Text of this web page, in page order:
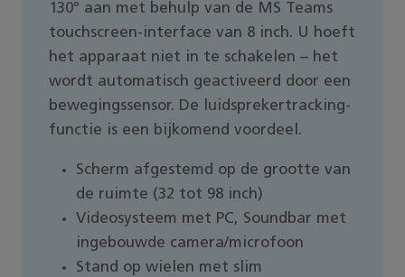
130º aan met behulp van de MS Teams
touchscreen-interface van 8 inch. U hoeft
het apparaat niet in te schakelen – het
wordt automatisch geactiveerd door een
bewegingssensor. De luidsprekertracking-
functie is een bijkomend voordeel.
Scherm afgestemd op de grootte van
de ruimte (32 tot 98 inch)
Videosysteem met PC, Soundbar met
ingebouwde camera/microfoon
Stand op wielen met slim